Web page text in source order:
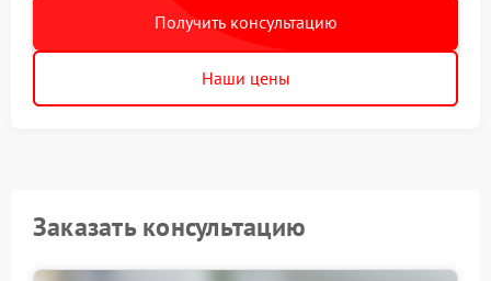
Получить консультацию
Наши цены
Заказать консультацию